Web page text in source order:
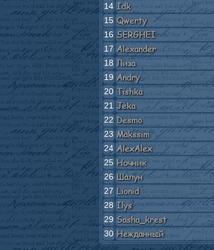
14 Idk
15 Qwerty
16 SERGHEI
17 Alexander
18 Лиза
19 Andry
20 Tishka
21 Jeka
22 Desmo
23 Makssim
24 AlexAlex
25 Ночник
26 Шалун
27 Lionid
28 Ilys
29 Sasha_krest
30 Нежданный